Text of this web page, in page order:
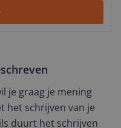
je graag je mening
het schrijven van je
duurt het schrijven